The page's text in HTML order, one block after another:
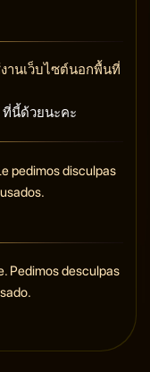
านเว็บไซต์นอกพื้นที่
นี้ด้วยนะคะ
pedimos disculpas
Pedimos desculpas